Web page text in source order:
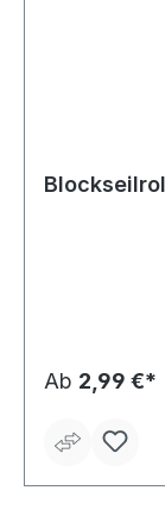
Ab 2,99 €*